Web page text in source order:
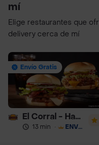
mí
Elige restaurantes que
delivery cerca de mí
Envío Gratis
El Corral - Hamburguesa
13 min · ENVÍO GRATIS